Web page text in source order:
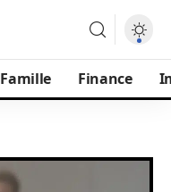
Famille Finance